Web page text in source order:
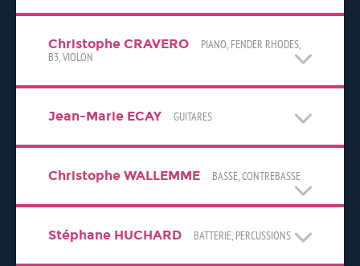
Christophe CRAVERO
PIANO, FENDER RHODES,
B3, VIOLON
Jean-Marie ECAY GUITARES
Christophe WALLEMME BASSE, CONTREBASSE
Stéphane HUCHARD BATTERIE, PERCUSSIONS